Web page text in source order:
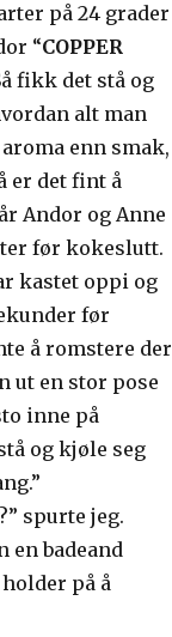
på 24 grader
“COPPER
fikk det stå og
alt man
enn smak,
er det fint å
Andor og Anne
før kokeslutt.
kastet oppi og
før
å romstere der
ut en stor pose
inne på
og kjøle seg
spurte jeg.
en badeand
på å